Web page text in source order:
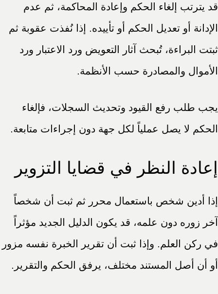
قد يترتب إلغاء الحكم وإعادة المحاكمة، ثم عدم
الإدانة أو تعديل الحكم أو تأييده. إذا نُفذت عقوبة ثم
ثبتت البراءة، تُبحث آثار التعويض ورد الاعتبار ورد
الأموال والمصادرة حسب الأنظمة.
يجب طلب رفع القيود وتحديث السجلات، فإلغاء
الحكم لا يصل عملياً لكل جهة دون إجراءات متابعة.
إعادة النظر في قضايا التزوير
إذا أدين شخص باستعمال محرر ثم ثبت أن شخصاً
آخر زوره دون علمه، قد يكون الدليل الجديد مؤثراً
في ركن العلم. وإذا ثبت أن تقرير الخبرة نفسه مزور
أو أن أصل المستند مختلف، يرفق الحكم والتقرير.